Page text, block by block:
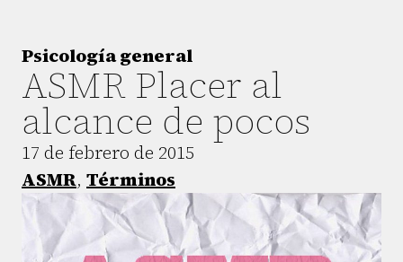
Psicología general
ASMR Placer al
alcance de pocos
17 de febrero de 2015
ASMR, Términos